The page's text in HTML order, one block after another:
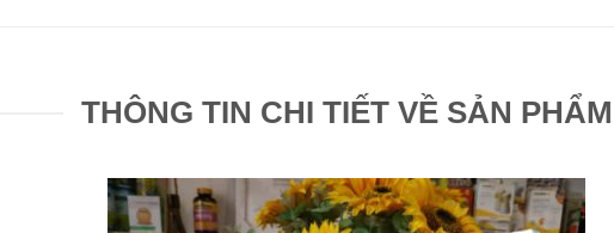
THÔNG TIN CHI TIẾT VỀ SẢN PHẨM